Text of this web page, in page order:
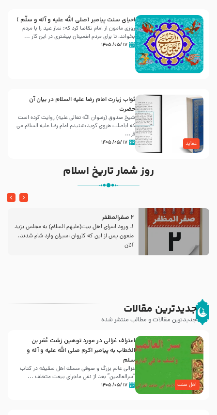
احیای سنت پیامبر (صلی الله علیه و آله و سلّم )
روزی مامون از امام تقاضا کرد که: نماز عید را با مردم
بخواند، تا برای مردم اطمینان بیشتری در این کار ...
۱۷ /۰۵/ ۱۴۰۵
عقاید
ثواب زیارت امام رضا علیه السلام در بیان آن
حضرت
شیخ صدوق (رضوان الله تعالی علیه) روایت کرده است
که اباصلت هروی گوید:شنیدم امام رضا علیه السلام می
فر...
۱۷ /۰۵/ ۱۴۰۵
روز شمار تاریخ اسلام
2 صفرالمظفر
1ـ ورود اسراى اهل بیت‌(علیهم السلام) به مجلس یزید
ملعون پس از این كه كاروان اسیران وارد شام شدند،
آنان
جدیدترین مقالات
جدیدترین مقالات و مطالب منتشر شده
اهل سنت
اعتراف غزالی در مورد توهین زشت عُمَر بن
الخطاب به پیامبر اکرم صلی الله علیه و آله و
سلم
غزالی عالم بزرگ و صوفی مسلك اهل سقيفه در کتاب
“سرالعالمین” بعد از نقل ماجرای بیعت متخلف ...
۱۷ /۰۵/ ۱۴۰۵